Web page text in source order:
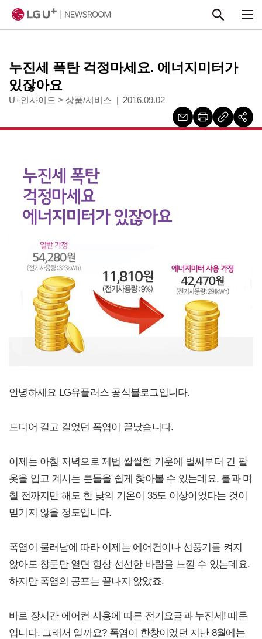
누진세 폭탄 걱정마세요. 에너지미터가
있잖아요
U+인사이드 > 상품/서비스 2016.09.02
안녕하세요 LG유플러스 공식블로그입니다.
드디어 길고 길었던 폭염이 끝났습니다.
이제는 아침 저녁으로 제법 쌀쌀한 기운에 벌써부터 긴 팔
옷을 입고 계시는 분들을 쉽게 찾아볼 수 있는데요. 불과 며
칠 전까지만 해도 한 낮의 기온이 35도 이상이었다는 것이
믿기지 않을 정도입니다.
폭염이 물러남에 따라 이제는 에어컨이나 선풍기를 켜지
않아도 창문만 열면 항상 선선한 바람을 느낄 수 있는데요.
하지만 폭염의 공포는 끝나지 않았죠.
바로 장시간 에어컨 사용에 따른 전기요금과 누진세! 때문
입니다. 그래서 일까요? 폭염이 한창이었던 지난 8월에는